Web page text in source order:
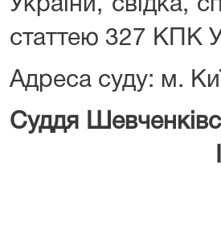
України, свідка,
статтею 327 КПК
Адреса суду: м.
Суддя
І.М.